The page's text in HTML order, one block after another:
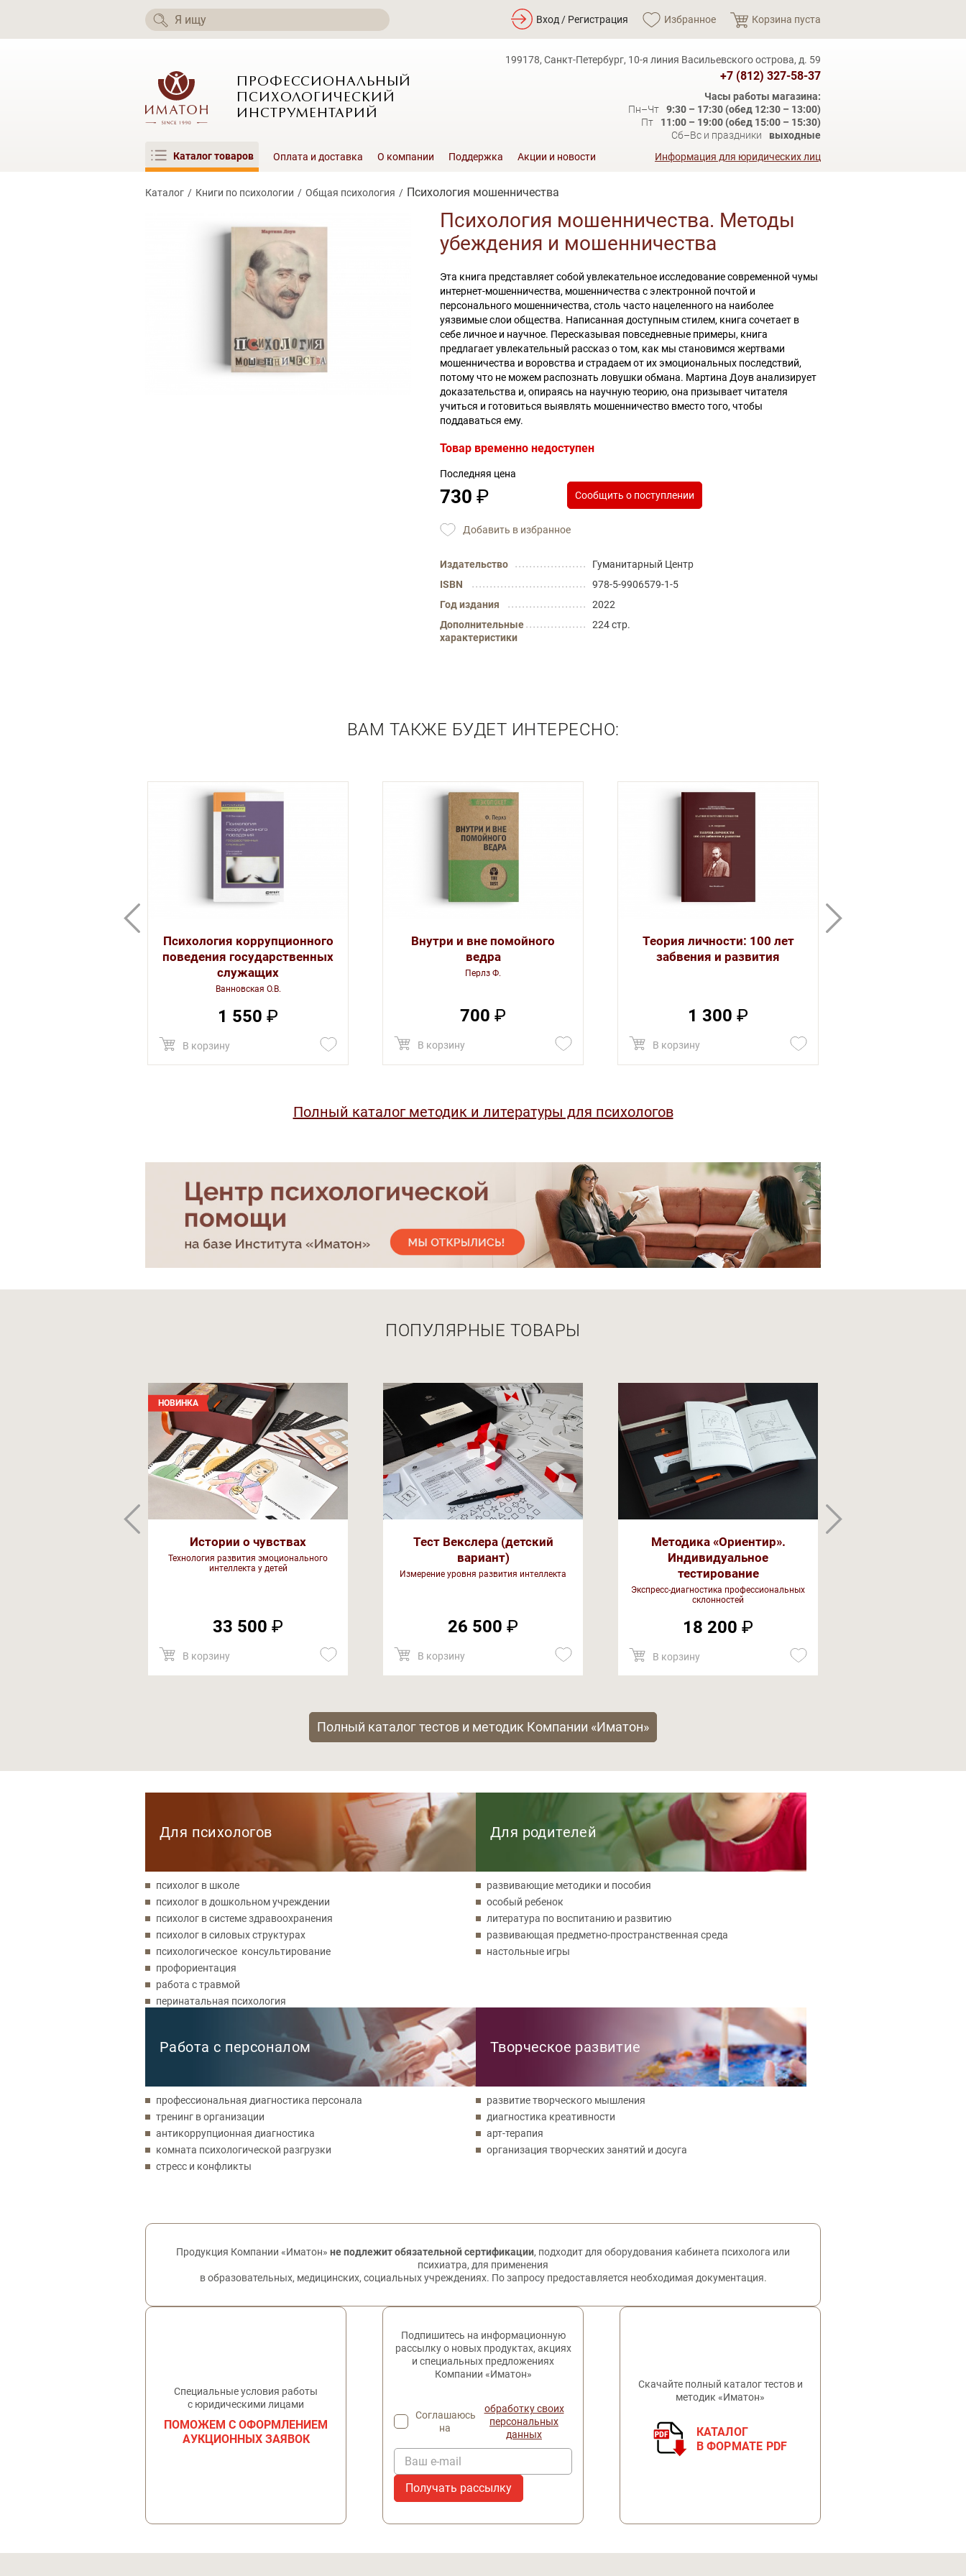
Вход / Регистрация Избранное Корзина пуста
ПРОФЕССИОНАЛЬНЫЙ
ПСИХОЛОГИЧЕСКИЙ
ИНСТРУМЕНТАРИЙ
199178, Санкт-Петербург, 10-я линия Васильевского острова, д. 59
+7 (812) 327-58-37
Часы работы магазина:
Пн–Чт
9:30 – 17:30 (обед 12:30 – 13:00)
Пт
11:00 – 19:00 (обед 15:00 – 15:30)
Сб–Вс и праздники
выходные
Каталог товаров
Оплата и доставка О компании Поддержка Акции и новости Информация для юридических лиц
Каталог Книги по психологии Общая психология Психология мошенничества
Психология мошенничества. Методы
убеждения и мошенничества
Эта книга представляет собой увлекательное исследование современной чумы
интернет-мошенничества, мошенничества с электронной почтой и
персонального мошенничества, столь часто нацеленного на наиболее
уязвимые слои общества. Написанная доступным стилем, книга сочетает в
себе личное и научное. Пересказывая повседневные примеры, книга
предлагает увлекательный рассказ о том, как мы становимся жертвами
мошенничества и воровства и страдаем от их эмоциональных последствий,
потому что не можем распознать ловушки обмана. Мартина Доув анализирует
доказательства и, опираясь на научную теорию, она призывает читателя
учиться и готовиться выявлять мошенничество вместо того, чтобы
поддаваться ему.
Товар временно недоступен
Последняя цена
730 ₽ Сообщить о поступлении
Добавить в избранное
Издательство
Гуманитарный Центр
ISBN
978-5-9906579-1-5
Год издания
2022
Дополнительные
характеристики
224 стр.
ВАМ ТАКЖЕ БУДЕТ ИНТЕРЕСНО:
Психология коррупционного
поведения государственных
служащих
Ванновская О.В.
1 550 ₽
В корзину
Внутри и вне помойного
ведра
Перлз Ф.
700 ₽
В корзину
Теория личности: 100 лет
забвения и развития
1 300 ₽
В корзину
Полный каталог методик и литературы для психологов
ПОПУЛЯРНЫЕ ТОВАРЫ
НОВИНКА
Истории о чувствах
Технология развития эмоционального
интеллекта у детей
33 500 ₽
В корзину
Тест Векслера (детский
вариант)
Измерение уровня развития интеллекта
26 500 ₽
В корзину
Методика «Ориентир».
Индивидуальное
тестирование
Экспресс-диагностика профессиональных
склонностей
18 200 ₽
В корзину
Полный каталог тестов и методик Компании «Иматон»
Для психологов
психолог в школе
психолог в дошкольном учреждении
психолог в системе здравоохранения
психолог в силовых структурах
психологическое консультирование
профориентация
работа с травмой
перинатальная психология
Для родителей
развивающие методики и пособия
особый ребенок
литература по воспитанию и развитию
развивающая предметно-пространственная среда
настольные игры
Работа с персоналом
профессиональная диагностика персонала
тренинг в организации
антикоррупционная диагностика
комната психологической разгрузки
стресс и конфликты
Творческое развитие
развитие творческого мышления
диагностика креативности
арт-терапия
организация творческих занятий и досуга
Продукция Компании «Иматон» не подлежит обязательной сертификации, подходит для оборудования кабинета психолога или
психиатра, для применения
в образовательных, медицинских, социальных учреждениях. По запросу предоставляется необходимая документация.
Специальные условия работы
с юридическими лицами
ПОМОЖЕМ С ОФОРМЛЕНИЕМ
АУКЦИОННЫХ ЗАЯВОК
Подпишитесь на информационную
рассылку о новых продуктах, акциях
и специальных предложениях
Компании «Иматон»
Соглашаюсь
на
обработку своих
персональных
данных
Ваш e-mail
Скачайте полный каталог тестов и
методик «Иматон»
КАТАЛОГ
В ФОРМАТЕ PDF